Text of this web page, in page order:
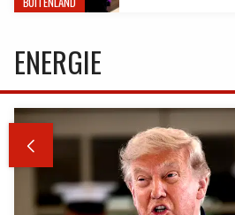
ENERGIE
